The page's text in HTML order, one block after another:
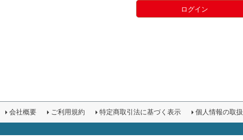
ログイン
会社概要 ご利用規約 特定商取引法に基づく表示 個人情報の取扱